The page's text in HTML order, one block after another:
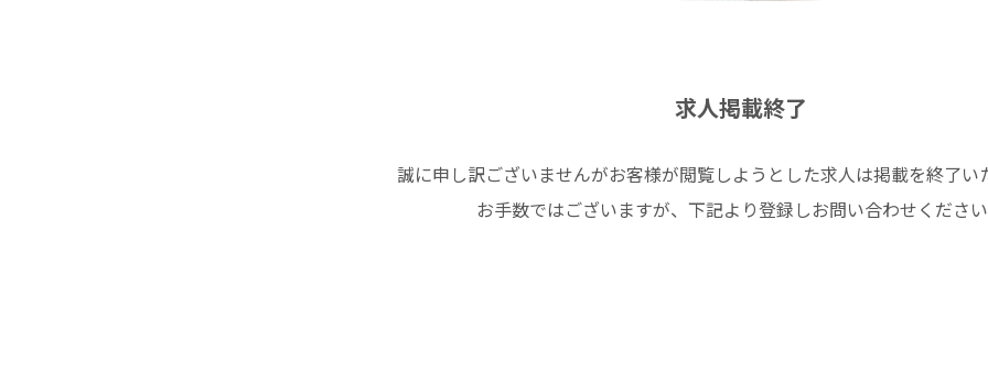
求人掲載終了
誠に申し訳ございませんがお客様が閲覧しようとした求人は掲載を終了い
お手数ではございますが、下記より登録しお問い合わせください